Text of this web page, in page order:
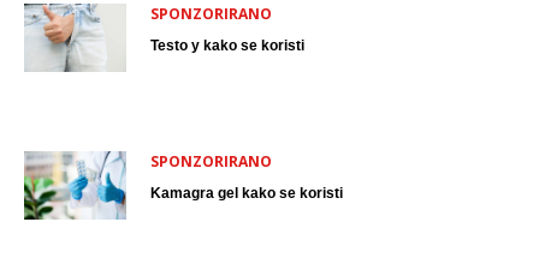
SPONZORIRANO
Testo y kako se koristi
SPONZORIRANO
Kamagra gel kako se koristi